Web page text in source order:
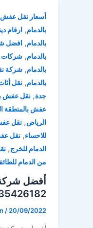
أسعار نقل عفش
بالدمام, ارقام
بالدمام, افضل
بالدمام, شركات
بالدمام, شركة
بالدمام, نقل
جدة, نقل عفش
عفش بالمنطقة
الرياض, نقل
للاحساء, نقل
الدمام للخرج,
من الدمام
أفضل
/ 20/09/2022